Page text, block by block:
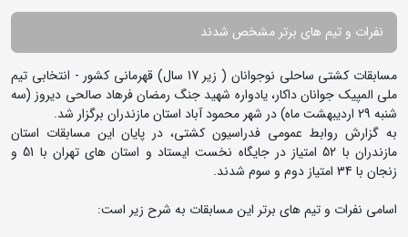
نفرات و تیم های برتر مشخص شدند
مسابقات کشتی ساحلی نوجوانان ( زیر 17 سال) قهرمانی کشور - انتخابی تیم
ملی المپیک جوانان داکار، یادواره شهید جنگ رمضان فرهاد صالحی دیروز (سه
شنبه 29 اردیبهشت ماه) در شهر محمود آباد استان مازندران برگزار شد.
به گزارش روابط عمومی فدراسیون کشتی، در پایان این مسابقات استان
مازندران با 52 امتیاز در جایگاه نخست ایستاد و استان های تهران با 51 و
زنجان با 34 امتیاز دوم و سوم شدند.
اسامی نفرات و تیم های برتر این مسابقات به شرح زیر است: